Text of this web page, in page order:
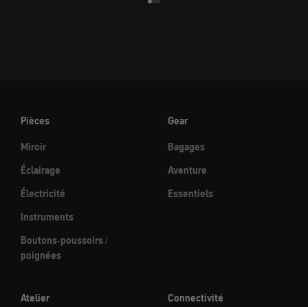
Aller à l'élément 1
Aller à l'élément 2
Aller à l'élément 3
Pièces
Miroir
Éclairage
Électricité
Instruments
Boutons-poussoirs /
poignées
Gear
Bagages
Aventure
Essentiels
Atelier
Connectivité